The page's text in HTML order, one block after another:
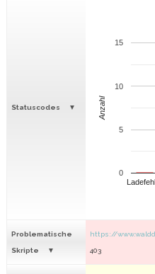
Statuscodes
0
5
10
15
Anzahl
Problematische
Skripte
https://
403